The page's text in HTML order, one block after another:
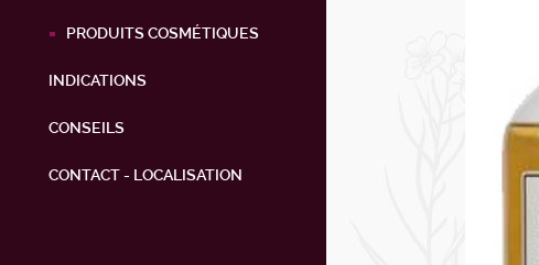
PRODUITS COSMÉTIQUES
INDICATIONS
CONSEILS
CONTACT - LOCALISATION